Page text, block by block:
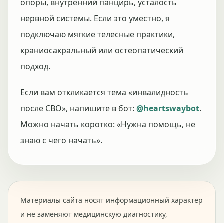
опоры, внутренний панцирь, усталость
нервной системы. Если это уместно, я
подключаю мягкие телесные практики,
краниосакральный или остеопатический
подход.
Если вам откликается тема «инвалидность
после СВО», напишите в бот: @heartswaybot.
Можно начать коротко: «Нужна помощь, не
знаю с чего начать».
Материалы сайта носят информационный характер
и не заменяют медицинскую диагностику,